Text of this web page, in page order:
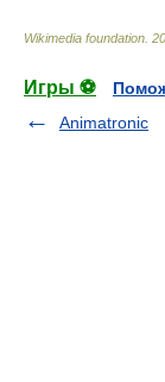
Wikimedia foundation
Игры ⚽
Animatronic